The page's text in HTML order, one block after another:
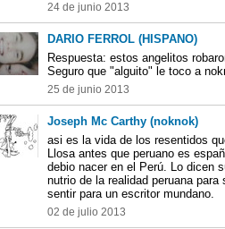
24 de junio 2013
DARIO FERROL (HISPANO)
Respuesta: estos angelitos
Seguro que "alguito" le toco a
25 de junio 2013
Joseph Mc Carthy (noknok)
asi es la vida de los resentidos
Llosa antes que peruano es
debio nacer en el Perú. Lo dicen
nutrio de la realidad peruana
sentir para un escritor mundano.
02 de julio 2013